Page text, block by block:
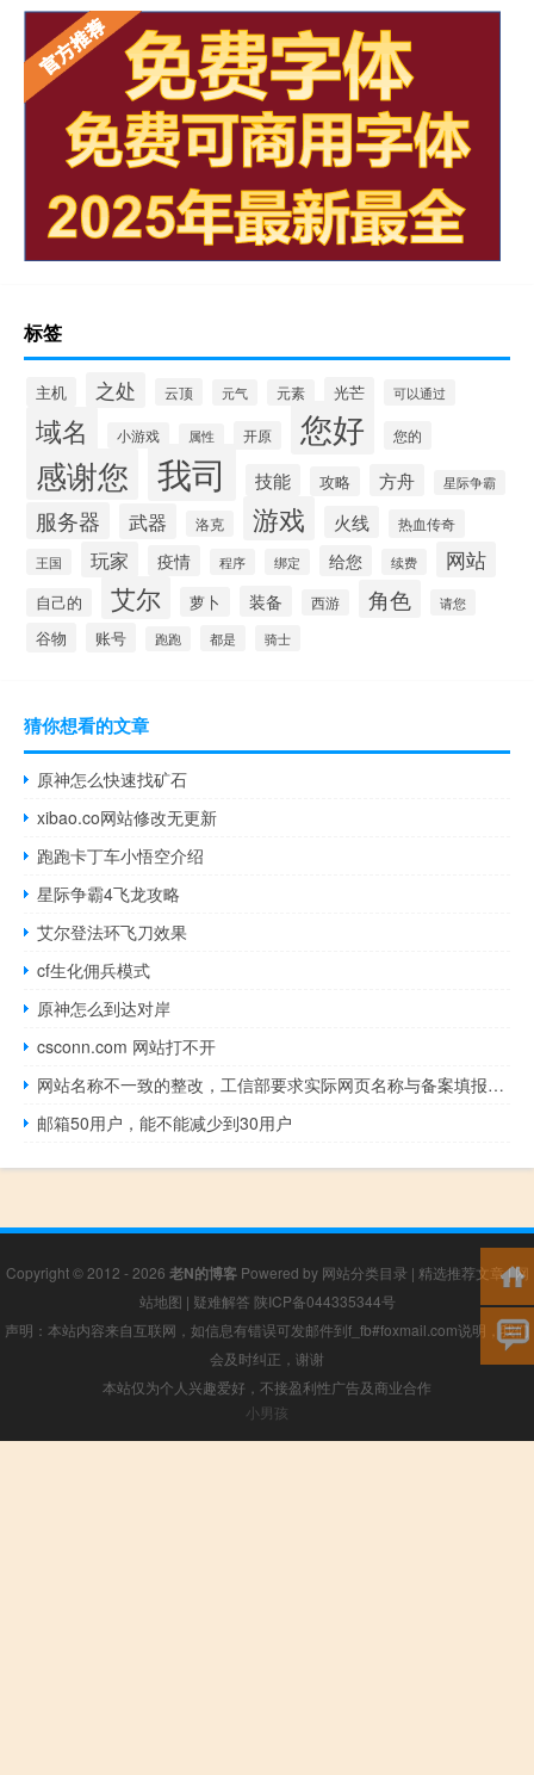
标签
主机 之处 云顶 元气 元素 光芒 可以通过
域名 小游戏 属性 开原 您好 您的
感谢您 我司 技能 攻略 方舟 星际争霸
服务器 武器 洛克 游戏 火线 热血传奇
王国 玩家 疫情 程序 绑定 给您 续费 网站
自己的 艾尔 萝卜 装备 西游 角色 请您
谷物 账号 跑跑 都是 骑士
猜你想看的文章
原神怎么快速找矿石
xibao.co网站修改无更新
跑跑卡丁车小悟空介绍
星际争霸4飞龙攻略
艾尔登法环飞刀效果
cf生化佣兵模式
原神怎么到达对岸
csconn.com 网站打不开
网站名称不一致的整改，工信部要求实际网页名称与备案填报网站名
邮箱50用户，能不能减少到30用户
Copyright © 2012 - 2026 老N的博客Powered by 网站分类目录 | 精选推荐文章|网
站地图 | 疑难解答 陕ICP备044335344号
声明：本站内容来自互联网，如信息有错误可发邮件到f_fb#foxmail.com说明，我们
会及时纠正，谢谢
本站仅为个人兴趣爱好，不接盈利性广告及商业合作
小男孩